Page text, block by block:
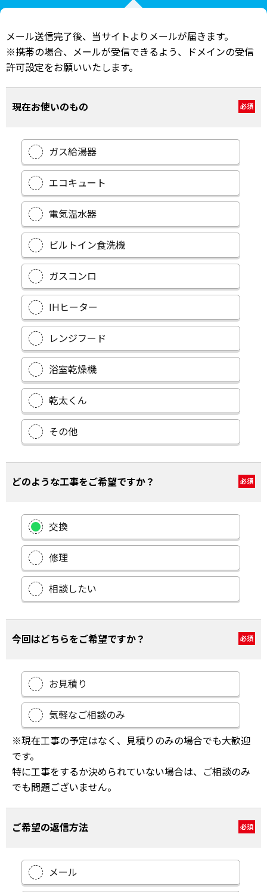
メール送信完了後、当サイトよりメールが届きます。
※携帯の場合、メールが受信できるよう、ドメインの受信
許可設定をお願いいたします。
現在お使いのもの 必須
ガス給湯器
エコキュート
電気温水器
ビルトイン食洗機
ガスコンロ
IHヒーター
レンジフード
浴室乾燥機
乾太くん
その他
どのような工事をご希望ですか？ 必須
交換
修理
相談したい
今回はどちらをご希望ですか？ 必須
お見積り
気軽なご相談のみ
※現在工事の予定はなく、見積りのみの場合でも大歓迎
です。
特に工事をするか決められていない場合は、ご相談のみ
でも問題ございません。
ご希望の返信方法 必須
メール